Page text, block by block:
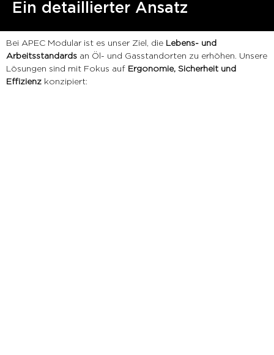
Ein detaillierter Ansatz
Bei APEC Modular ist es unser Ziel, die Lebens- und
Arbeitsstandards an Öl- und Gasstandorten zu erhöhen. Unsere
Lösungen sind mit Fokus auf Ergonomie, Sicherheit und
Effizienz konzipiert: